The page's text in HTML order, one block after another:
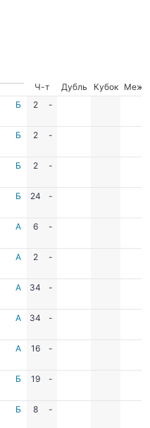
Ч-т Дубль Кубок
Межд.
Б 2 -
Б 2 -
Б 2 -
Б 24 -
А 6 -
А 2 -
А 34 -
А 34 -
А 16 -
Б 19 -
Б 8 -